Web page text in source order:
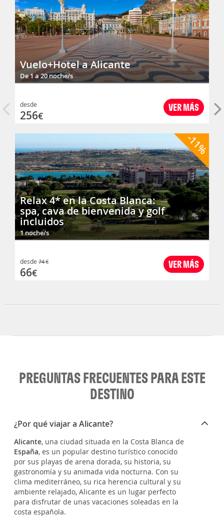
Vuelo+Hotel a Alicante
De 1 a 20 noche/s
VER MÁS
desde
256€
Relax 4* en la Costa Blanca:
spa, cava de bienvenida y golf
incluidos
1 noche/s
VER MÁS
desde 74€
66€
-11%
PREGUNTAS FRECUENTES PARA ESTE
DESTINO
¿Por qué viajar a Alicante?
Alicante, una ciudad situada en la Costa Blanca de
España, es un popular destino turístico conocido
por sus playas de arena dorada, su historia, su
gastronomía y su animada vida nocturna. Con su
clima mediterráneo, su rica herencia cultural y su
ambiente relajado, Alicante es un lugar perfecto
para disfrutar de unas vacaciones soleadas en la
costa española.